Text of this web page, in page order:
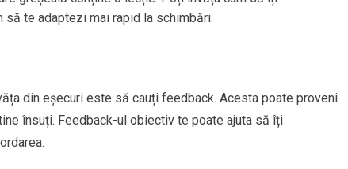
te adaptezi mai rapid la schimbări.
din eșecuri este să cauți feedback. Acesta poate proveni
însuți. Feedback-ul obiectiv te poate ajuta să îți